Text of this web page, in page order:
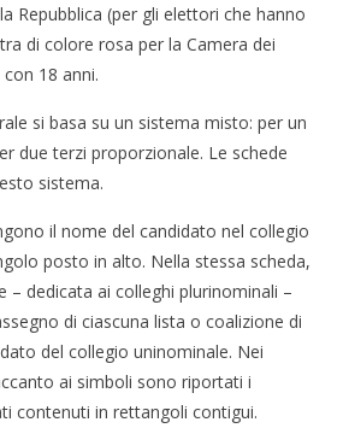
Repubblica (per gli elettori che hanno
di colore rosa per la Camera dei
18 anni.
si basa su un sistema misto: per un
due terzi proporzionale. Le schede
sistema.
il nome del candidato nel collegio
posto in alto. Nella stessa scheda,
– dedicata ai colleghi plurinominali –
di ciascuna lista o coalizione di
del collegio uninominale. Nei
ai simboli sono riportati i
contenuti in rettangoli contigui.